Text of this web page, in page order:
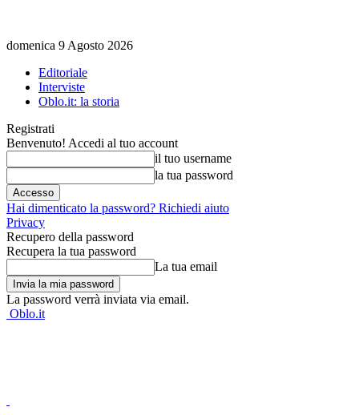
domenica 9 Agosto 2026
Editoriale
Interviste
Oblo.it: la storia
Registrati
Benvenuto! Accedi al tuo account
il tuo username
la tua password
Hai dimenticato la password? Richiedi aiuto
Privacy
Recupero della password
Recupera la tua password
La tua email
La password verrà inviata via email.
Oblo.it